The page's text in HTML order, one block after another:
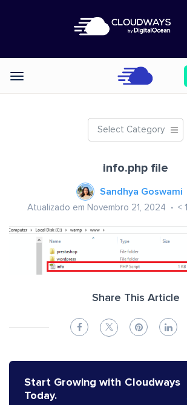
Categories
Select Category
info.php file
Sandhya Goswami
Atualizado em Novembro 21, 2024 < 1
Share This Article
Start Growing with Cloudways
Today.